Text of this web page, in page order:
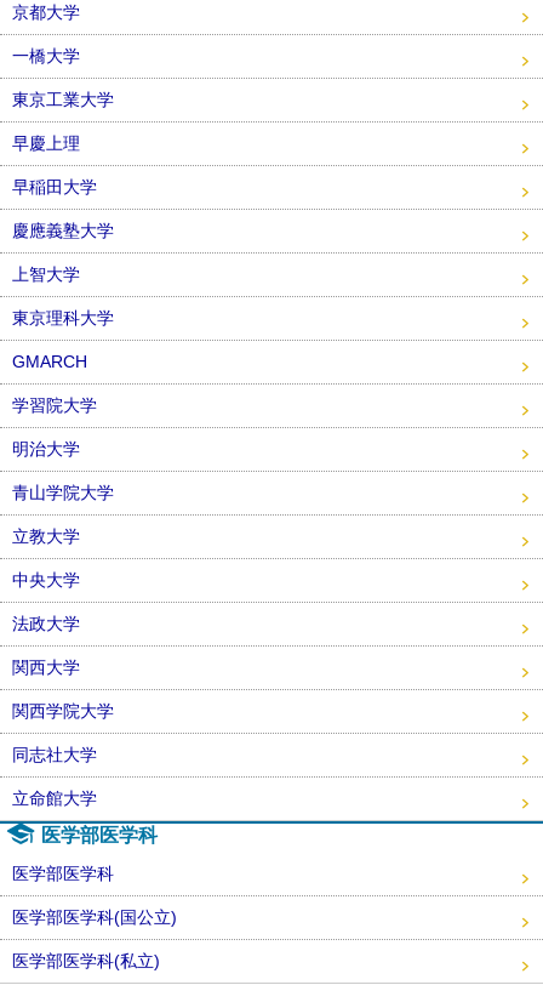
京都大学
一橋大学
東京工業大学
早慶上理
早稲田大学
慶應義塾大学
上智大学
東京理科大学
GMARCH
学習院大学
明治大学
青山学院大学
立教大学
中央大学
法政大学
関西大学
関西学院大学
同志社大学
立命館大学
医学部医学科
医学部医学科
医学部医学科(国公立)
医学部医学科(私立)